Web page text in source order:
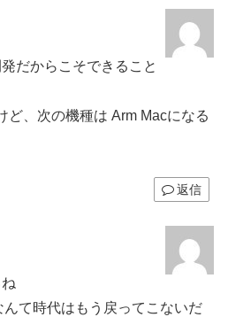
だからこそできること
ど、次の機種は Arm Macになる
返信
て時代はもう戻ってこないだ